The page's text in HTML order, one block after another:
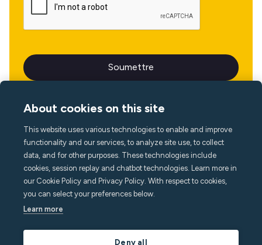
Langue
About cookies on this site
This website uses various technologies to enable and improve
functionality and our services, to analyze site use, to collect
data, and for other purposes. These technologies include
cookies, session replay and chatbot technologies. Learn more in
our Cookie Policy and Privacy Policy. With respect to cookies,
you can select your preferences below.
Learn more
Deny all